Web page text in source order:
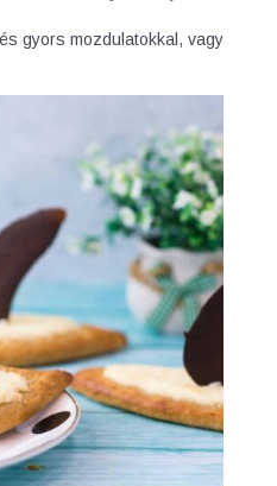
gyors mozdulatokkal, vagy